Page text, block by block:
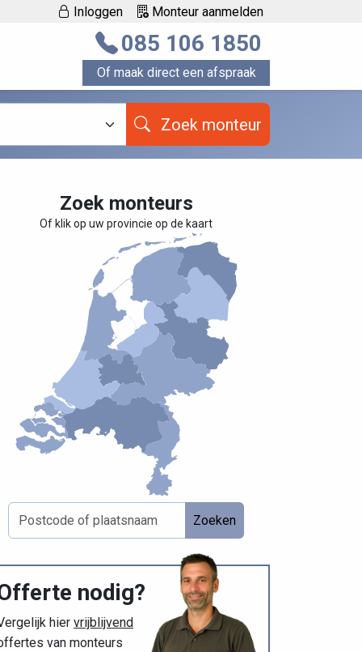
Inloggen Monteur aanmelden
085 106 1850
Of maak direct een afspraak
Zoek monteur
Zoek monteurs
Of klik op uw provincie op de kaart
Zoeken
nodig?
hier vrijblijvend
van monteurs